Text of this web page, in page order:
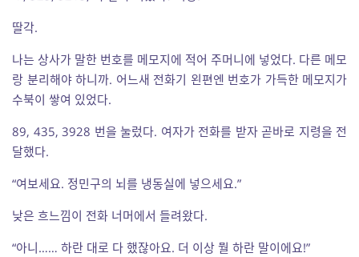
딸각.
나는 상사가 말한 번호를 메모지에 적어 주머니에 넣었다. 다른 메모
랑 분리해야 하니까. 어느새 전화기 왼편엔 번호가 가득한 메모지가
수북이 쌓여 있었다.
89, 435, 3928 번을 눌렀다. 여자가 전화를 받자 곧바로 지령을 전
달했다.
“여보세요. 정민구의 뇌를 냉동실에 넣으세요.”
낮은 흐느낌이 전화 너머에서 들려왔다.
“아니…… 하란 대로 다 했잖아요. 더 이상 뭘 하란 말이에요!”